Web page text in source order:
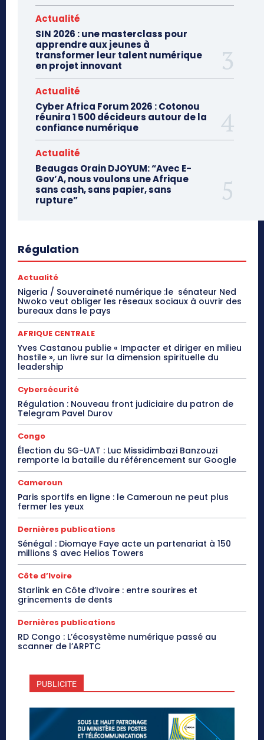
Actualité
SIN 2026 : une masterclass pour
apprendre aux jeunes à
transformer leur talent numérique
en projet innovant
Actualité
Cyber Africa Forum 2026 : Cotonou
réunira 1 500 décideurs autour de la
confiance numérique
Actualité
Beaugas Orain DJOYUM: “Avec E-
Gov’A, nous voulons une Afrique
sans cash, sans papier, sans
rupture”
Régulation
Actualité
Nigeria / Souveraineté numérique :le sénateur Ned
Nwoko veut obliger les réseaux sociaux à ouvrir des
bureaux dans le pays
AFRIQUE CENTRALE
Yves Castanou publie « Impacter et diriger en milieu
hostile », un livre sur la dimension spirituelle du
leadership
Cybersécurité
Régulation : Nouveau front judiciaire du patron de
Telegram Pavel Durov
Congo
Élection du SG-UAT : Luc Missidimbazi Banzouzi
remporte la bataille du référencement sur Google
Cameroun
Paris sportifs en ligne : le Cameroun ne peut plus
fermer les yeux
Dernières publications
Sénégal : Diomaye Faye acte un partenariat à 150
millions $ avec Helios Towers
Côte d’Ivoire
Starlink en Côte d’Ivoire : entre sourires et
grincements de dents
Dernières publications
RD Congo : L’écosystème numérique passé au
scanner de l’ARPTC
PUBLICITE